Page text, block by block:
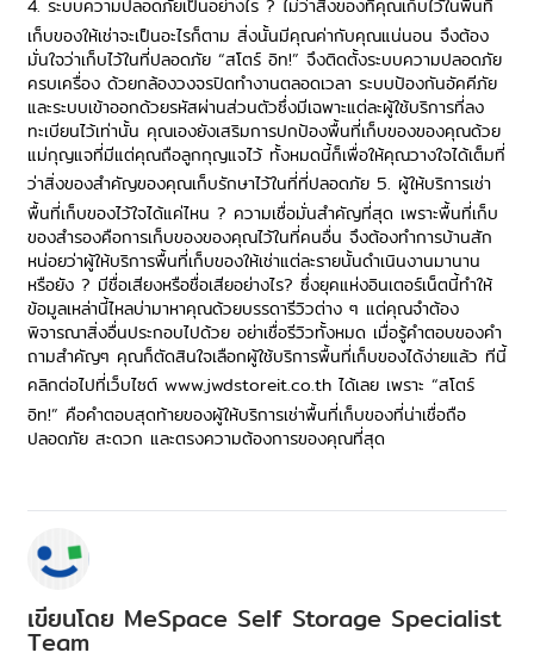
4. ระบบความปลอดภัยเป็นอย่างไร ? ไม่ว่าสิ่งของที่คุณเก็บไว้ในพื้นที่
เก็บของให้เช่าจะเป็นอะไรก็ตาม สิ่งนั้นมีคุณค่ากับคุณแน่นอน จึงต้อง
มั่นใจว่าเก็บไว้ในที่ปลอดภัย “สโตร์ อิท!” จึงติดตั้งระบบความปลอดภัย
ครบเครื่อง ด้วยกล้องวงจรปิดทำงานตลอดเวลา ระบบป้องกันอัคคีภัย
และระบบเข้าออกด้วยรหัสผ่านส่วนตัวซึ่งมีเฉพาะแต่ละผู้ใช้บริการที่ลง
ทะเบียนไว้เท่านั้น คุณเองยังเสริมการปกป้องพื้นที่เก็บของของคุณด้วย
แม่กุญแจที่มีแต่คุณถือลูกกุญแจไว้ ทั้งหมดนี้ก็เพื่อให้คุณวางใจได้เต็มที่
ว่าสิ่งของสำคัญของคุณเก็บรักษาไว้ในที่ที่ปลอดภัย 5. ผู้ให้บริการเช่า
พื้นที่เก็บของไว้ใจได้แค่ไหน ? ความเชื่อมั่นสำคัญที่สุด เพราะพื้นที่เก็บ
ของสำรองคือการเก็บของของคุณไว้ในที่คนอื่น จึงต้องทำการบ้านสัก
หน่อยว่าผู้ให้บริการพื้นที่เก็บของให้เช่าแต่ละรายนั้นดำเนินงานมานาน
หรือยัง ? มีชื่อเสียงหรือชื่อเสียอย่างไร? ซึ่งยุคแห่งอินเตอร์เน็ตนี้ทำให้
ข้อมูลเหล่านี้ไหลบ่ามาหาคุณด้วยบรรดารีวิวต่าง ๆ แต่คุณจำต้อง
พิจารณาสิ่งอื่นประกอบไปด้วย อย่าเชื่อรีวิวทั้งหมด เมื่อรู้คำตอบของคำ
ถามสำคัญๆ คุณก็ตัดสินใจเลือกผู้ใช้บริการพื้นที่เก็บของได้ง่ายแล้ว ทีนี้
คลิกต่อไปที่เว็บไซต์ www.jwdstoreit.co.th ได้เลย เพราะ “สโตร์
อิท!” คือคำตอบสุดท้ายของผู้ให้บริการเช่าพื้นที่เก็บของที่น่าเชื่อถือ
ปลอดภัย สะดวก และตรงความต้องการของคุณที่สุด
เขียนโดย MeSpace Self Storage Specialist
Team